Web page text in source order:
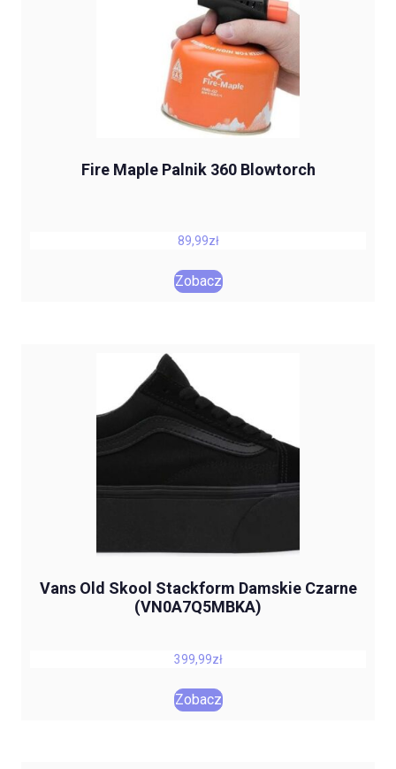
Fire Maple Palnik 360 Blowtorch
89,99zł
Zobacz
Vans Old Skool Stackform Damskie Czarne
(VN0A7Q5MBKA)
399,99zł
Zobacz